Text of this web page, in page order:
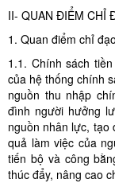
II- QUAN ĐIỂM CHỈ
1. Quan điểm chỉ đạo
1.1. Chính sách
của hệ thống chính
nguồn thu nhập
đình người hưởng
nguồn nhân lực, tạo
quả làm việc của
tiến bộ và công
thúc đẩy, nâng cao